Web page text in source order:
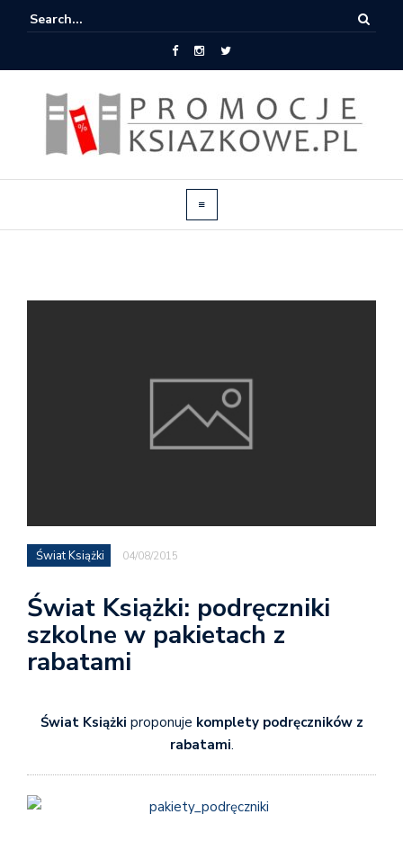
Świat Książki 04/08/2015
Świat Książki: podręczniki
szkolne w pakietach z
rabatami
Świat Książki proponuje komplety podręczników z
rabatami.